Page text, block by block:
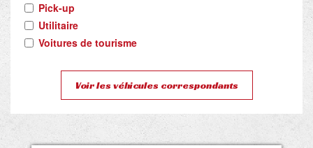
Pick-up
Utilitaire
Voitures de tourisme
Voir les véhicules correspondants